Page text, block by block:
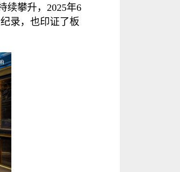
续攀升，2025年6
录，也印证了板